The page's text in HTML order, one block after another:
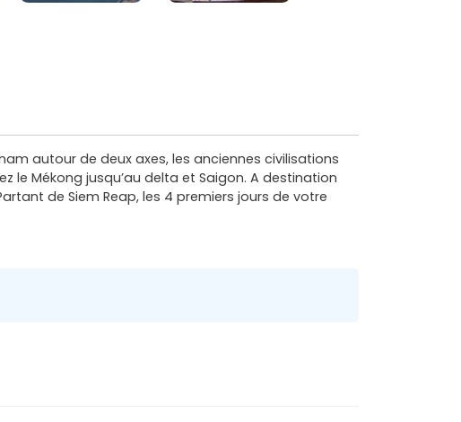
autour de deux axes, les anciennes civilisations
le Mékong jusqu’au delta et Saigon. A destination
de Siem Reap, les 4 premiers jours de votre